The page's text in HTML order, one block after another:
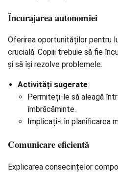
Încurajarea autonomiei
Oferirea oportunităților pentru
crucială. Copiii trebuie să fie
și să își rezolve problemele.
Activități sugerate:
Permiteți-le să aleagă
îmbrăcăminte.
Implicați-i în planificarea
Comunicare eficientă
Explicarea consecințelor